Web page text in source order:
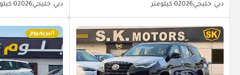
دبي خليجي20260 كيلومتر دبي خليجي20260 كيلومتر
البريميوم